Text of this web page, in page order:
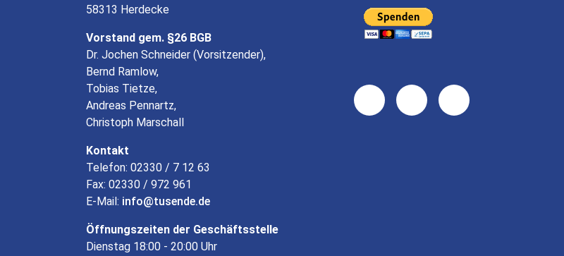
58313 Herdecke
Vorstand gem. §26 BGB
Dr. Jochen Schneider (Vorsitzender),
Bernd Ramlow,
Tobias Tietze,
Andreas Pennartz,
Christoph Marschall
Kontakt
Telefon: 02330 / 7 12 63
Fax: 02330 / 972 961
E-Mail: info tusende de
Öffnungszeiten der Geschäftsstelle
Dienstag 18:00 - 20:00 Uhr